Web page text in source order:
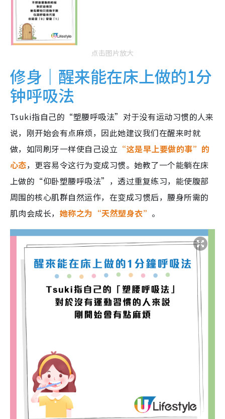
点击图片放大
修身｜醒来能在床上做的1分
钟呼吸法
Tsuki指自己的“塑腰呼吸法”对于没有运动习惯的人来
说，刚开始会有点麻烦，因此她建议我们在醒来时就
做，如同刷牙一样使自己设立 “这是早上要做的事”的
心态，更容易令这行为变成习惯。她教了一个能躺在床
上做的“仰卧塑腰呼吸法”，透过重复练习，能使腹部
周围的核心肌群自然运作，在变成习惯后，腰身所需的
肌肉会成长， 她称之为“天然塑身衣” 。